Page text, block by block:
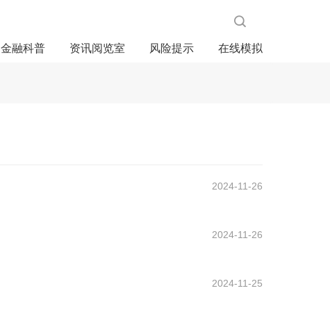
金融科普 资讯阅览室 风险提示 在线模拟
2024-11-26
2024-11-26
2024-11-25